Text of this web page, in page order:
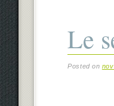
Le
Posted on